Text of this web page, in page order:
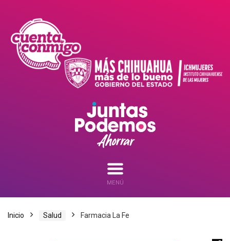
MENÚ
Inicio Salud Farmacia La Fe